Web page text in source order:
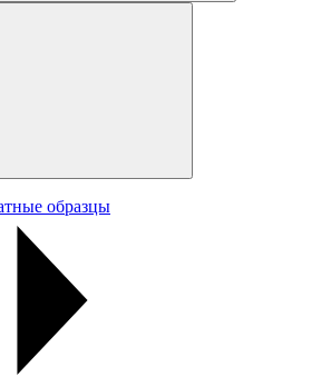
образцы